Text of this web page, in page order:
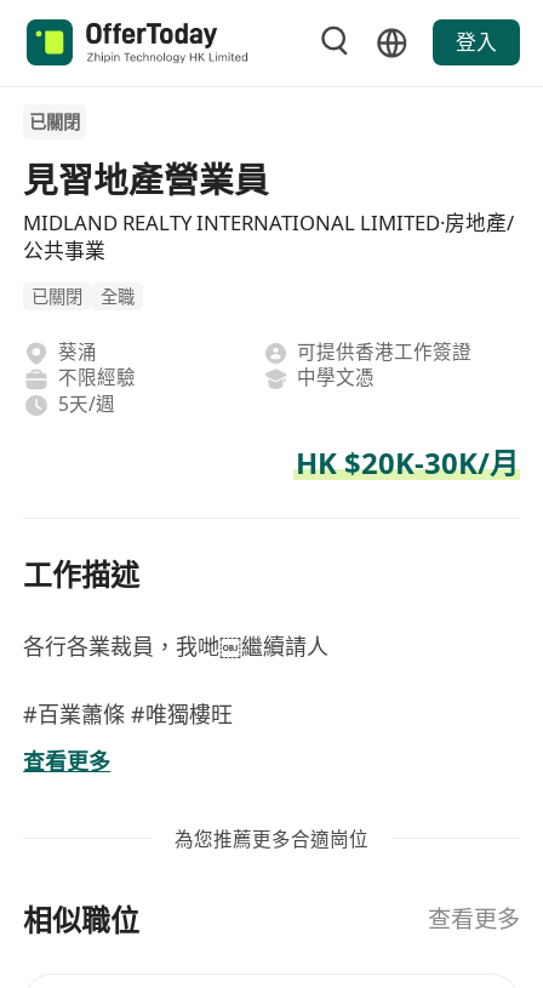
登入
已關閉
見習地產營業員
MIDLAND REALTY INTERNATIONAL LIMITED·房地產/
公共事業
已關閉 全職
葵涌
可提供香港工作簽證
不限經驗
中學文憑
5天/週
HK $20K-30K/月
工作描述
各行各業裁員，我哋￼繼續請人‍️‍️
#百業蕭條 #唯獨樓旺
**招聘：加入我們的專業地產代理團隊！**
**工作地點**: [葵芳-葵涌廣場分行]
查看更多
為您推薦更多合適崗位
相似職位 查看更多